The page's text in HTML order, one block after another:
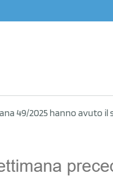
49/2025 hanno avuto